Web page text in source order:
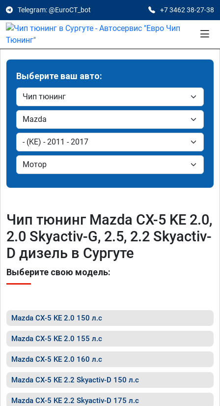
Telegram: @EuroCT_bot +7 3462 38-27-38
Выберите ваш авто:
Чип тюнинг Mazda CX-5 KE 2.0,
2.0 Skyactiv-G, 2.5, 2.2 Skyactiv-
D дизель в Сургуте
Выберите свою модель:
Mazda CX-5 KE 2.0 150 л.с
Mazda CX-5 KE 2.0 155 л.с
Mazda CX-5 KE 2.0 160 л.с
Mazda CX-5 KE 2.2 Skyactiv-D 150 л.с
Mazda CX-5 KE 2.2 Skyactiv-D 175 л.с